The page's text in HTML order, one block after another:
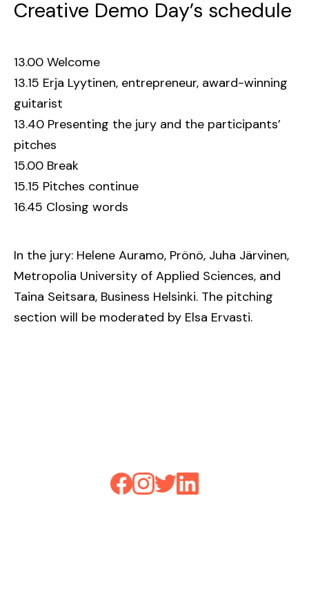
Creative Demo Day’s schedule
13.00 Welcome
13.15 Erja Lyytinen, entrepreneur, award-winning
guitarist
13.40 Presenting the jury and the participants’
pitches
15.00 Break
15.15 Pitches continue
16.45 Closing words
In the jury: Helene Auramo, Prönö, Juha Järvinen,
Metropolia University of Applied Sciences, and
Taina Seitsara, Business Helsinki. The pitching
section will be moderated by Elsa Ervasti.